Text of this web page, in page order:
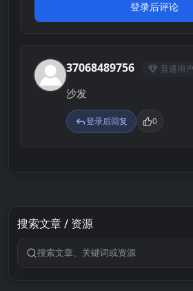
登录后评论
3 37068489756 普通用户
沙发
登录后回复 0
搜索文章 / 资源
搜索关键词